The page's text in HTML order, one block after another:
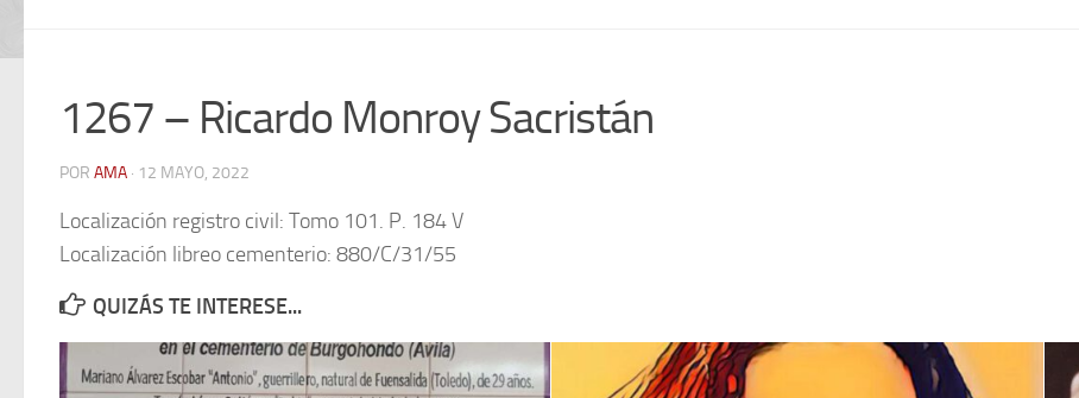
1267 – Ricardo Monroy Sacristán
POR AMA · 12 MAYO, 2022
Localización registro civil: Tomo 101. P. 184 V
Localización libreo cementerio: 880/C/31/55
QUIZÁS TE INTERESE...